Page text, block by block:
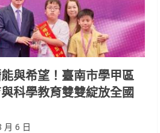
與希望！臺南市學甲區
科學教育雙雙綻放全國
月 6 日